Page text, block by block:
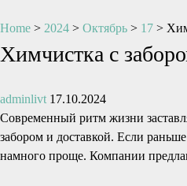
Home > 2024 > Октябрь > 17 >
Химчистка с
adminlivt 17.10.2024
Современный ритм жизни
забором и доставкой. Если
намного проще. Компании